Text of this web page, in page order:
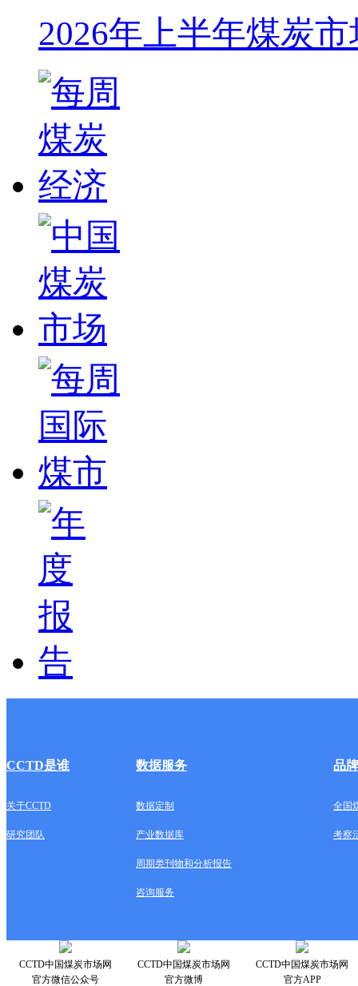
2026年上半年煤炭
CCTD是谁 数据服务 品
关于CCTD 数据定制 全国
研究团队 产业数据库 考察
周期类刊物和分析报告
咨询服务
CCTD中国煤炭市场网
官方微信公众号
CCTD中国煤炭市场网
官方微博
CCTD中国煤炭市场网
官方APP